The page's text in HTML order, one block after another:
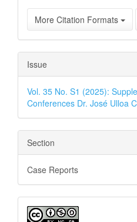
More Citation Formats
Issue
Vol. 35 No. S1 (2025):
Conferences Dr. José Ulloa
Section
Case Reports